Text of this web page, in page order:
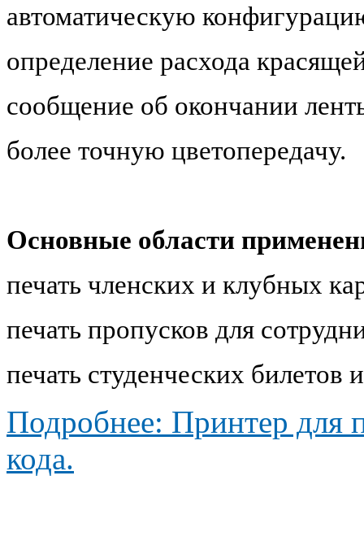
автоматическую
определение расхода
сообщение об окончании
более точную цветопередачу.
Основные области
печать членских и клубных
печать пропусков для
печать студенческих билетов
Подробнее: Принтер для
кода.